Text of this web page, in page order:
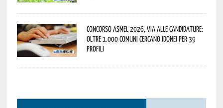
Concorso Asmel 2026, via alle candidature:
oltre 1.000 Comuni cercano idonei per 39
profili